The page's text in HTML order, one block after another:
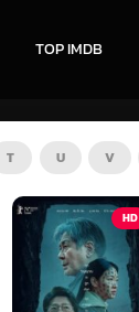
TOP IMDB
T U V
ZOOM